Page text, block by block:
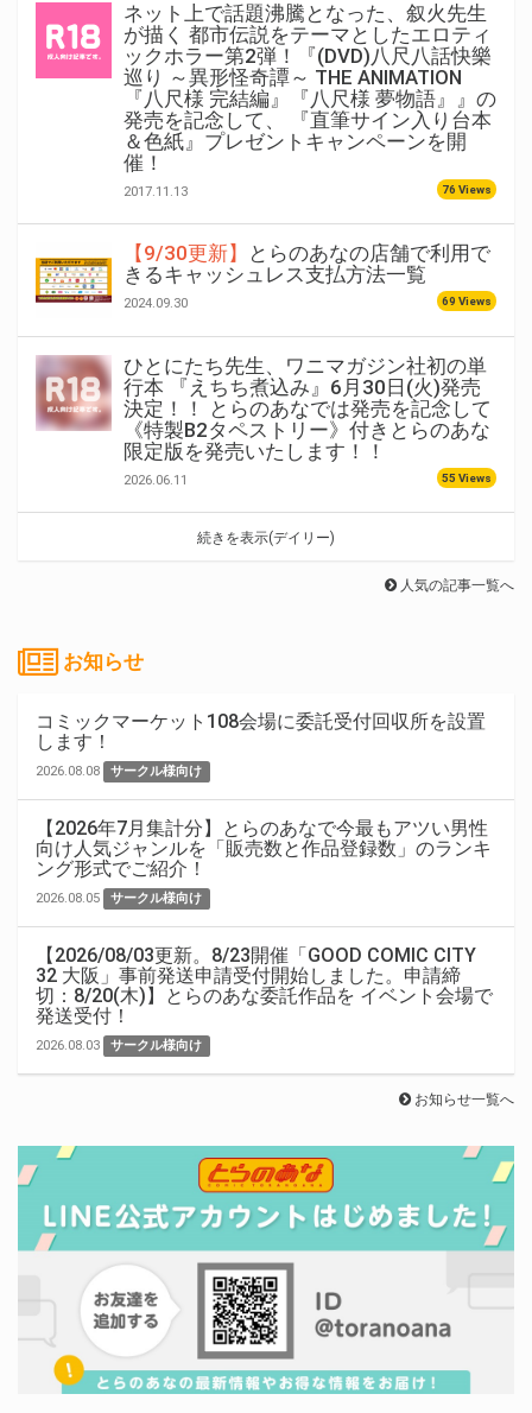
ネット上で話題沸騰となった、叙火先生
が描く 都市伝説をテーマとしたエロティ
ックホラー第2弾！『(DVD)八尺八話快樂
巡り ～異形怪奇譚～ THE ANIMATION
『八尺様 完結編』『八尺様 夢物語』』の
発売を記念して、 『直筆サイン入り台本
＆色紙』プレゼントキャンペーンを開
催！
2017.11.13 76 Views
【9/30更新】
とらのあなの店舗で利用で
きるキャッシュレス支払方法一覧
2024.09.30 69 Views
ひとにたち先生、ワニマガジン社初の単
行本 『えちち煮込み』6月30日(火)発売
決定！！ とらのあなでは発売を記念して
《特製B2タペストリー》付きとらのあな
限定版を発売いたします！！
2026.06.11 55 Views
続きを表示(デイリー)
人気の記事一覧へ
お知らせ
コミックマーケット108会場に委託受付回収所を設置
します！
2026.08.08 サークル様向け
【2026年7月集計分】とらのあなで今最もアツい男性
向け人気ジャンルを「販売数と作品登録数」のランキ
ング形式でご紹介！
2026.08.05 サークル様向け
【2026/08/03更新。8/23開催「GOOD COMIC CITY
32 大阪」事前発送申請受付開始しました。申請締
切：8/20(木)】とらのあな委託作品を イベント会場で
発送受付！
2026.08.03 サークル様向け
お知らせ一覧へ